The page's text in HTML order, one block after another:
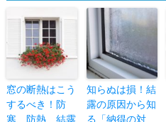
窓の断熱はこう
するべき！防
寒、防熱、結露
知らぬは損！結
露の原因から知
る「納得の対